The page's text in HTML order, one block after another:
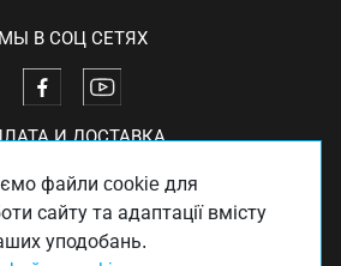
МЫ В СОЦ СЕТЯХ
И ДОСТАВКА
файли cookie для
сайту та адаптації вмісту
уподобань.